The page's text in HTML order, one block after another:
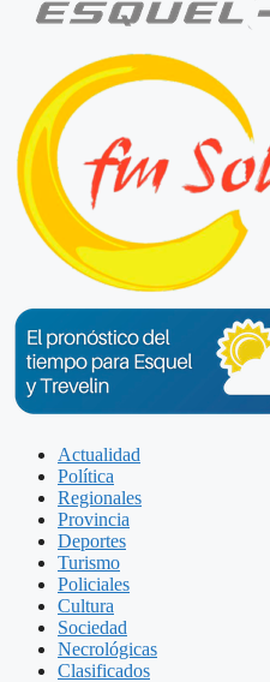
Actualidad
Política
Regionales
Provincia
Deportes
Turismo
Policiales
Cultura
Sociedad
Necrológicas
Clasificados